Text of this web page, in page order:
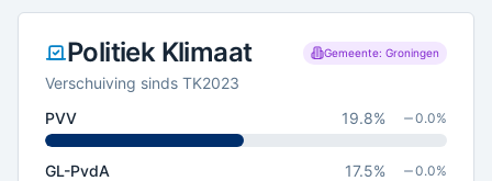
Politiek Klimaat Gemeente: Groningen
Verschuiving sinds TK2023
PVV
19.8% 0.0%
GL-PvdA 17.5% 0.0%